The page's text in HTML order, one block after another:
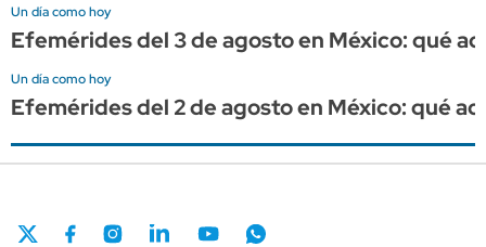
Un día como hoy
Efemérides del 3 de agosto en México: qué
Un día como hoy
Efemérides del 2 de agosto en México: qué